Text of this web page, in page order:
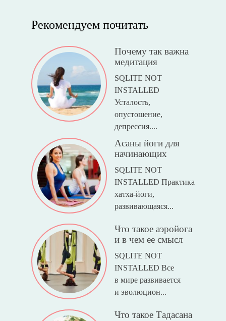
Рекомендуем почитать
Почему так важна
медитация
SQLITE NOT
INSTALLED
Усталость,
опустошение,
депрессия....
Асаны йоги для
начинающих
SQLITE NOT
INSTALLED Практика
хатха-йоги,
развивающаяся...
Что такое аэройога
и в чем ее смысл
SQLITE NOT
INSTALLED Все
в мире развивается
и эволюцион...
Что такое Тадасана